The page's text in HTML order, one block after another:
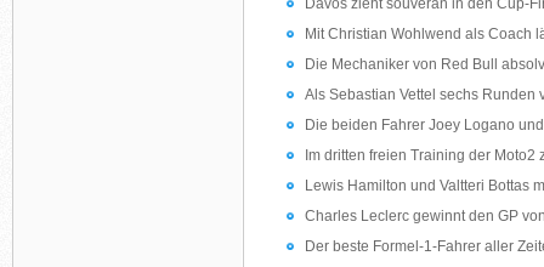
Davos zieht souverän in den Cup-
Mit Christian Wohlwend als Coach
Die Mechaniker von Red Bull
Als Sebastian Vettel sechs
Die beiden Fahrer Joey Logano
Im dritten freien Training der
Lewis Hamilton und Valtteri Bottas
Charles Leclerc gewinnt den GP
Der beste Formel-1-Fahrer aller